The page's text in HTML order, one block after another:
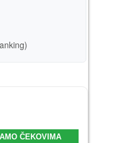
ČEKOVIMA